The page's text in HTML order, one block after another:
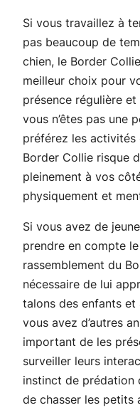
Si vous travaillez à
pas beaucoup de
chien, le Border
meilleur choix pour
présence régulière
vous n’êtes pas une
préférez les activités
Border Collie risque
pleinement à vos
physiquement et
Si vous avez de
prendre en compte
rassemblement du
nécessaire de lui
talons des enfants et
vous avez d’autres
important de les
surveiller leurs
instinct de prédation
de chasser les petits